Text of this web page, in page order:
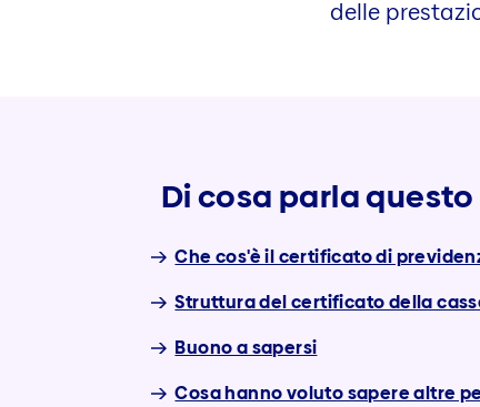
delle
Di cosa parla
Che cos'è il certificato di
Struttura del certificato della
Buono a sapersi
Cosa hanno voluto sapere altre